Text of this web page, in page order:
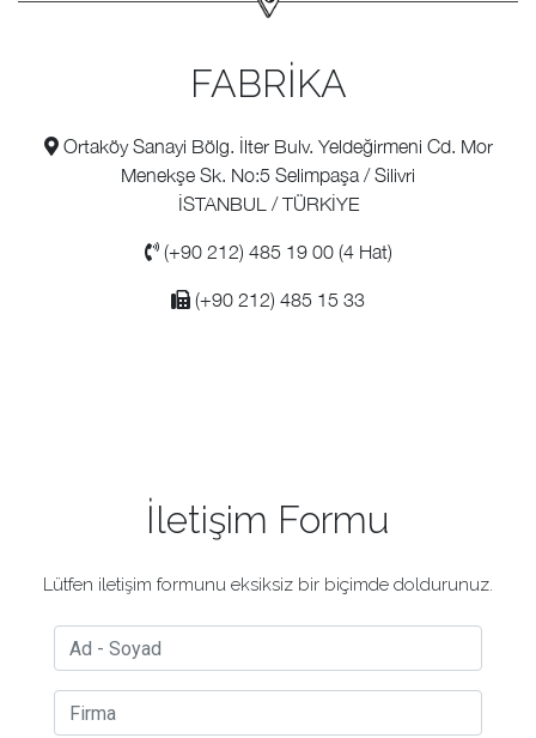
FABRİKA
Ortaköy Sanayi Bölg. İlter Bulv. Yeldeğirmeni Cd. Mor
Menekşe Sk. No:5 Selimpaşa / Silivri
İSTANBUL / TÜRKİYE
(+90 212) 485 19 00 (4 Hat)
(+90 212) 485 15 33
İletişim Formu
Lütfen iletişim formunu eksiksiz bir biçimde doldurunuz.